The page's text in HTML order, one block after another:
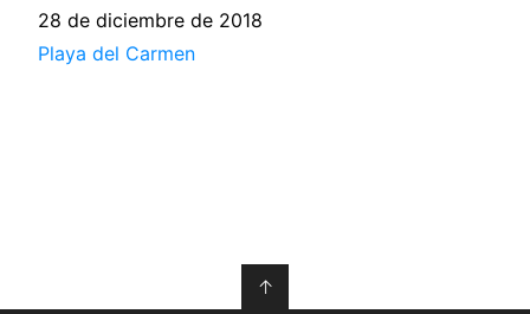
Fecha
28 de diciembre de 2018
Respecto a
Playa del Carmen
↑